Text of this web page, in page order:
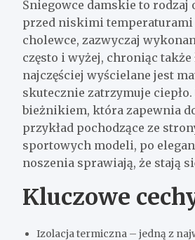
Śniegowce damskie to rodzaj
przed niskimi temperaturami
cholewce, zazwyczaj
często i wyżej, chroniąc
najczęściej wyścielane jest
skutecznie zatrzymuje ciepło.
bieżnikiem, która zapewnia
przykład pochodzące ze
sportowych modeli, po
noszenia sprawiają, że stają
Kluczowe
Izolacja termiczna – jedną z